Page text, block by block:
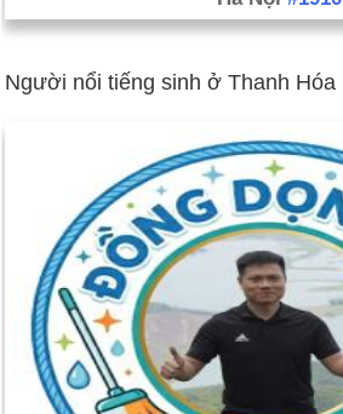
Người nổi tiếng sinh ở Thanh Hóa